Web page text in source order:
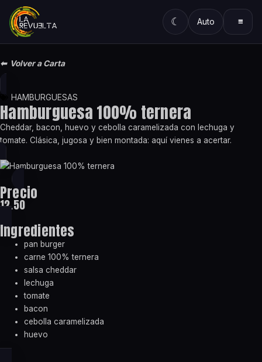
contenido
☾ Auto ≡
⬅ Volver a Carta
HAMBURGUESAS
Hamburguesa 100% ternera
Cheddar, bacon, huevo y cebolla caramelizada con lechuga y
tomate. Clásica, jugosa y bien montada: aquí vienes a acertar.
Precio
12.50
Ingredientes
pan burger
carne 100% ternera
salsa cheddar
lechuga
tomate
bacon
cebolla caramelizada
huevo